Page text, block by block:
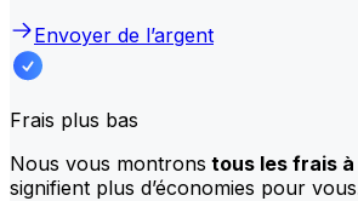
Envoyer de l’argent
Frais plus bas
Nous vous montrons tous les frais à
signifient plus d’économies pour